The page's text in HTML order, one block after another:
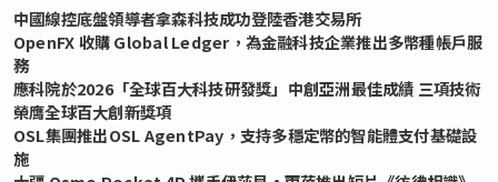
中國線控底盤領導者拿森科技成功登陸香港交易所
OpenFX 收購 Global Ledger，為金融科技企業推出多幣種帳戶服
務
應科院於2026「全球百大科技研發獎」中創亞洲最佳成績 三項技術
榮膺全球百大創新獎項
OSL集團推出OSL AgentPay，支持多穩定幣的智能體支付基礎設
施